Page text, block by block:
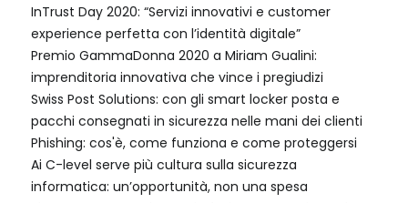
InTrust Day 2020: “Servizi innovativi e customer
experience perfetta con l’identità digitale”
Premio GammaDonna 2020 a Miriam Gualini:
imprenditoria innovativa che vince i pregiudizi
Swiss Post Solutions: con gli smart locker posta e
pacchi consegnati in sicurezza nelle mani dei clienti
Phishing: cos'è, come funziona e come proteggersi
Ai C-level serve più cultura sulla sicurezza
informatica: un’opportunità, non una spesa